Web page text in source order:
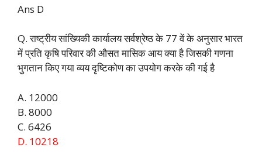
Ans D
Q. राष्ट्रीय सांख्यिकी कार्यालय सर्वश्रेष्ठ के 77 वें के अनुसार भारत
में प्रति कृषि परिवार की औसत मासिक आय क्या है जिसकी गणना
भुगतान किए गया व्यय दृष्टिकोण का उपयोग करके की गई है
A. 12000
B. 8000
C. 6426
D. 10218